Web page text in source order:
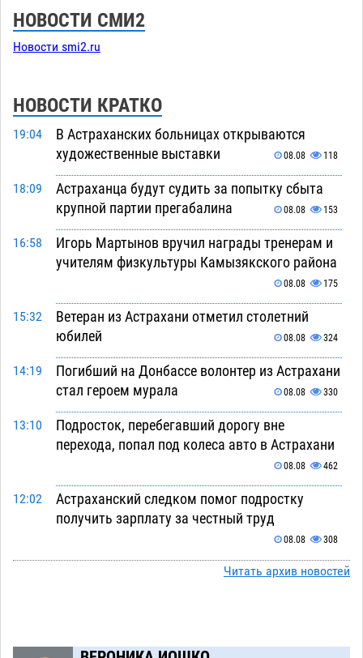
НОВОСТИ СМИ2
Новости smi2.ru
НОВОСТИ КРАТКО
19:04
В Астраханских больницах открываются
художественные выставки
08.08 118
18:09
Астраханца будут судить за попытку сбыта
крупной партии прегабалина
08.08 153
16:58
Игорь Мартынов вручил награды тренерам и
учителям физкультуры Камызякского района
08.08 175
15:32
Ветеран из Астрахани отметил столетний
юбилей
08.08 324
14:19
Погибший на Донбассе волонтер из Астрахани
стал героем мурала
08.08 330
13:10
Подросток, перебегавший дорогу вне
перехода, попал под колеса авто в Астрахани
08.08 462
12:02
Астраханский следком помог подростку
получить зарплату за честный труд
08.08 308
Фаворитская ноша: астраханские
09:00
Лидеры чеченской диаспоры в Астрахани
Читать архив новостей